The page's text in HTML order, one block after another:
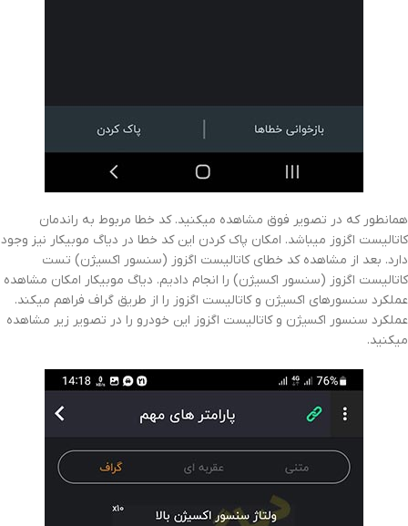
همانطور که در تصویر فوق مشاهده میکنید. کد خطا مربوط به راندمان
کاتالیست اگزوز میباشد. امکان پاک کردن این کد خطا در دیاگ موبیکار نیز وجود
دارد. بعد از مشاهده کد خطای کاتالیست اگزوز (سنسور اکسیژن) تست
کاتالیست اگزوز (سنسور اکسیژن) را انجام دادیم. دیاگ موبیکار امکان مشاهده
عملکرد سنسورهای اکسیژن و کاتالیست اگزوز را از طریق گراف فراهم میکند.
عملکرد سنسور اکسیژن و کاتالیست اگزوز این خودرو را در تصویر زیر مشاهده
میکنید.